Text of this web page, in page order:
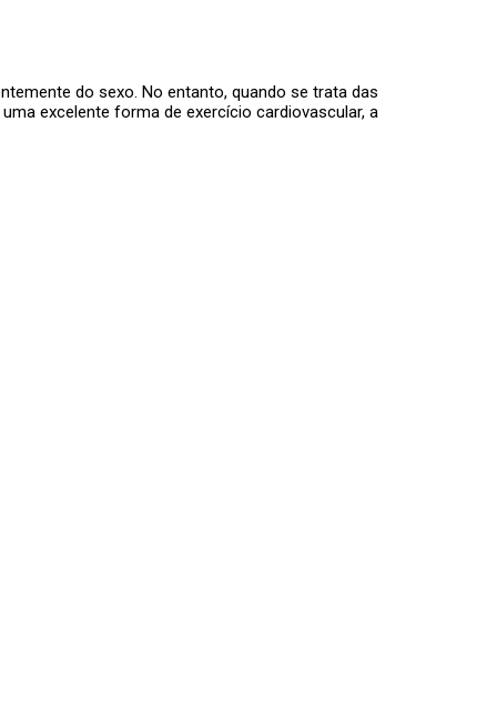
do sexo. No entanto, quando se trata das
excelente forma de exercício cardiovascular, a